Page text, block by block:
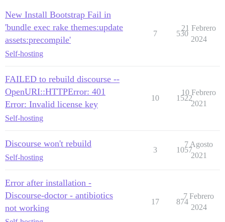
New Install Bootstrap Fail in
'bundle exec rake themes:update
assets:precompile'
Self-hosting
7 530
21 Febrero
2024
FAILED to rebuild discourse --
OpenURI::HTTPError: 401
Error: Invalid license key
Self-hosting
10 1522
10 Febrero
2021
Discourse won't rebuild
Self-hosting
3 1057
7 Agosto
2021
Error after installation -
Discourse-doctor - antibiotics
not working
17 874
7 Febrero
2024